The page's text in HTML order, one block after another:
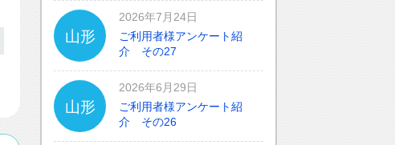
山形
2026年7月24日
ご利用者様アンケート紹
介 その27
山形
2026年6月29日
ご利用者様アンケート紹
介 その26